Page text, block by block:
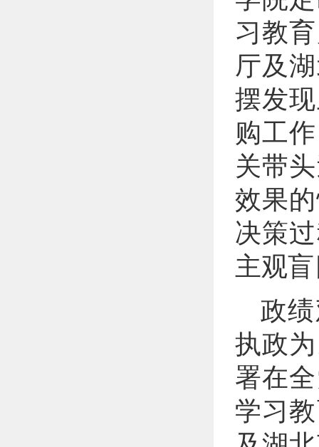
习教
厅及
摆发
购工
关带
效果
决策
主观
政
执政
署在
学习